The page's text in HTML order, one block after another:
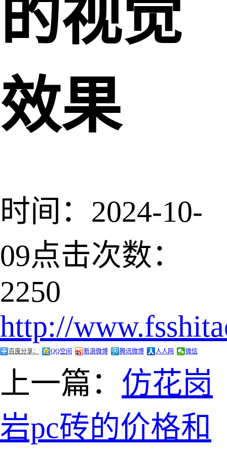
的视觉
效果
时间：2024-10-
09点击次数：
2250
http://
百度分享： QQ空间 新浪微博 腾讯微博 人人网 微信
上一篇： 仿花岗
岩pc砖的价格和